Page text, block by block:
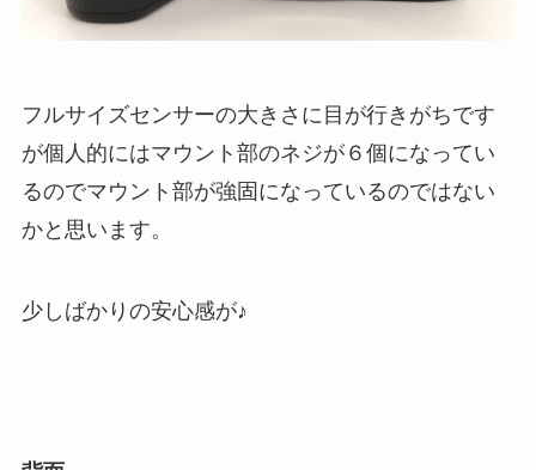
フルサイズセンサーの大きさに目が行きがちです
が個人的にはマウント部のネジが６個になってい
るのでマウント部が強固になっているのではない
かと思います。
少しばかりの安心感が♪